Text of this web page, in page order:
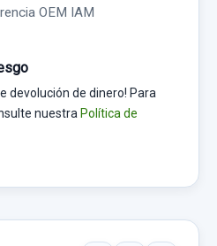
OEM IAM
devolución de dinero! Para
nuestra Política de